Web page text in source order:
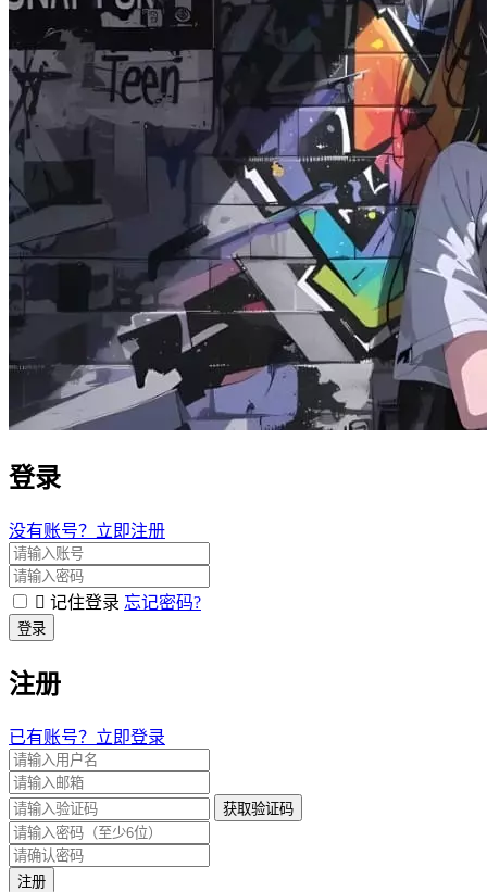
登录
没有账号？立即注册
记住登录 忘记密码?
登录
注册
已有账号？立即登录
获取验证码
注册